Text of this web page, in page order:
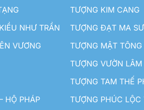
TƯỢNG KIM CANG
NHƯ TRẦN
TƯỢNG ĐẠT MA
VƯƠNG
TƯỢNG MẬT TÔNG
TƯỢNG VƯỜN
TƯỢNG TAM THẾ
HỘ PHÁP
TƯỢNG PHÚC LỘC